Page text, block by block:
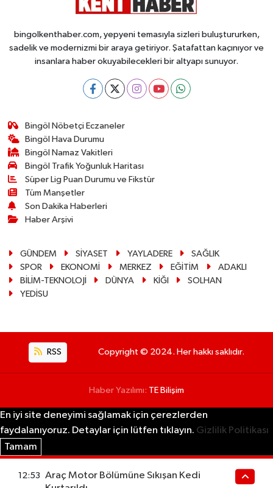
bingolkenthaber.com, yepyeni temasıyla sizleri buluştururken,
sadelik ve modernizmi bir araya getiriyor. Şatafattan kaçınıyor ve
insanlara haber okuyabilecekleri bir altyapı sunuyor.
Bingöl Nöbetçi Eczaneler
Bingöl Hava Durumu
Bingöl Namaz Vakitleri
Bingöl Trafik Yoğunluk Haritası
Süper Lig Puan Durumu ve Fikstür
Tüm Manşetler
Son Dakika Haberleri
Haber Arşivi
GÜNDEM SİYASET YAYLADERE
SAĞLIK
SPOR
EKONOMİ MERKEZ EĞİTİM
ADAKLI
BİLİM-TEKNOLOJİ
DÜNYA KİĞI
SOLHAN
YEDİSU
RSS Copyright © 2024. Her hakkı saklıdır.
Haber Yazılımı: TE Bilişim
En iyi site deneyimi sağlamak için çerezlerden
faydalanıyoruz. Detaylar için lütfen tıklayın. Gizlilik Politikası
Tamam
12:53
Araç Motor Bölümüne Sıkışan Kedi